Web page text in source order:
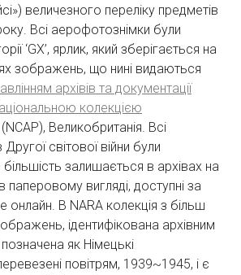
величезного переліку предметів
Всі аерофотознімки були
‘GX’, ярлик, який зберігається на
зображень, що нині видаються
архівів та документації
колекцією
(NCAP), Великобританія. Всі
світової війни були
залишається в архівах на
паперовому вигляді, доступні за
онлайн. В NARA колекція з більш
ідентифікована архівним
позначена як Німецькі
повітрям, 1939~1945, і є